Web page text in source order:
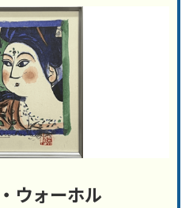
ウォーホル